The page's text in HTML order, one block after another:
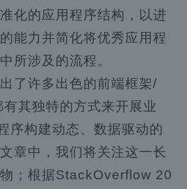
化的应用程序结构，以进
能力并简化将优秀应用程
所涉及的流程。
了许多出色的前端框架/
其独特的方式来开展业
序构建动态、数据驱动的
章中，我们将关注这一长
；根据StackOverflow 20